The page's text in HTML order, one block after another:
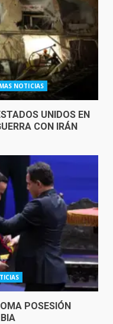
NOTICIAS
UNIDOS EN
CON IRÁN
POSESIÓN